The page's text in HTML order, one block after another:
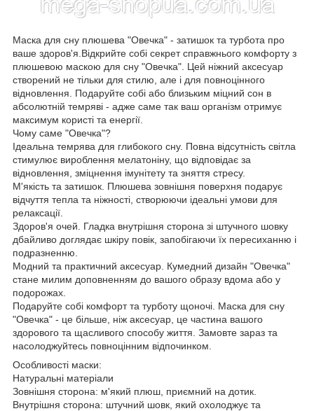
Маска для сну плюшева "Овечка" - затишок та турбота про
ваше здоров'я.Відкрийте собі секрет справжнього комфорту з
плюшевою маскою для сну "Овечка". Цей ніжний аксесуар
створений не тільки для стилю, але і для повноцінного
відновлення. Подаруйте собі або близьким міцний сон в
абсолютній темряві - адже саме так ваш організм отримує
максимум користі та енергії.
Чому саме "Овечка"?
Ідеальна темрява для глибокого сну. Повна відсутність світла
стимулює вироблення мелатоніну, що відповідає за
відновлення, зміцнення імунітету та зняття стресу.
М'якість та затишок. Плюшева зовнішня поверхня подарує
відчуття тепла та ніжності, створюючи ідеальні умови для
релаксації.
Здоров'я очей. Гладка внутрішня сторона зі штучного шовку
дбайливо доглядає шкіру повік, запобігаючи їх пересиханню і
подразненню.
Модний та практичний аксесуар. Кумедний дизайн "Овечка"
стане милим доповненням до вашого образу вдома або у
подорожах.
Подаруйте собі комфорт та турботу щоночі. Маска для сну
"Овечка" - це більше, ніж аксесуар, це частина вашого
здорового та щасливого способу життя. Замовте зараз та
насолоджуйтесь повноцінним відпочинком.
Особливості маски:
Натуральні матеріали
Зовнішня сторона: м'який плюш, приємний на дотик.
Внутрішня сторона: штучний шовк, який охолоджує та